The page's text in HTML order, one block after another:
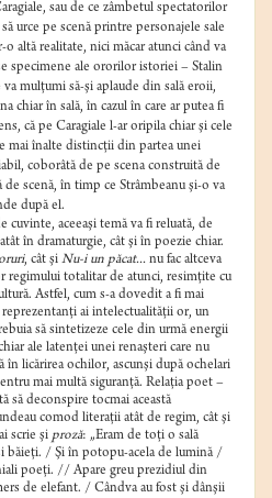
sau de ce zâmbetul spectatorilor
urce pe scenă printre personajele sale
altă realitate, nici măcar atunci când va
specimene ale ororilor istoriei – Stalin
mulţumi să-şi aplaude din sală eroii,
chiar în sală, în cazul în care ar putea fi
că pe Caragiale l-ar oripila chiar şi cele
mai înalte distincţii din partea unei
coborâtă de pe scena construită de
de scenă, în timp ce Strâmbeanu şi-o va
după el.
cuvinte, aceeaşi temă va fi reluată, de
în dramaturgie, cât şi în poezie chiar.
, cât şi Nu-i un păcat... nu fac altceva
regimului totalitar de atunci, resimţite cu
Astfel, cum s-a dovedit a fi mai
ai intelectualităţii or, un
să sintetizeze cele din urmă energii
ale latenţei unei renaşteri care nu
în licărirea ochilor, ascunşi după ochelari
mai multă siguranţă. Relaţia poet –
să deconspire tocmai această
comod literaţii atât de regim, cât şi
scrie şi proză: „Eram de toţi o sală
băieţi. / Şi în potopu-acela de lumină /
poeţi. // Apare greu prezidiul din
de elefant. / Cândva au fost şi dânşii